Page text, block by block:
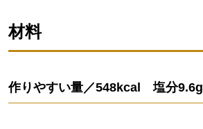
材料
作りやすい量／548kcal 塩分9.6g